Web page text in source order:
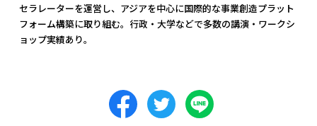
セラレーターを運営し、アジアを中心に国際的な事業創造プラット
フォーム構築に取り組む。行政・大学などで多数の講演・ワークシ
ョップ実績あり。